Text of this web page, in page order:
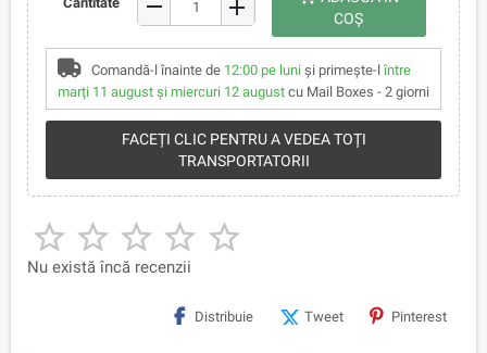
remove add
COŞ
Comandă-l înainte de 12:00 pe luni și primește-l între
marți 11 august și miercuri 12 august cu Mail Boxes - 2 giorni
FACEȚI CLIC PENTRU A VEDEA TOȚI
TRANSPORTATORII
    
Nu există încă recenzii
Distribuie Tweet Pinterest